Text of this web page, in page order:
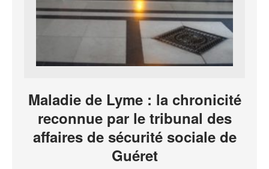
Maladie de Lyme : la chronicité
reconnue par le tribunal des
affaires de sécurité sociale de
Guéret